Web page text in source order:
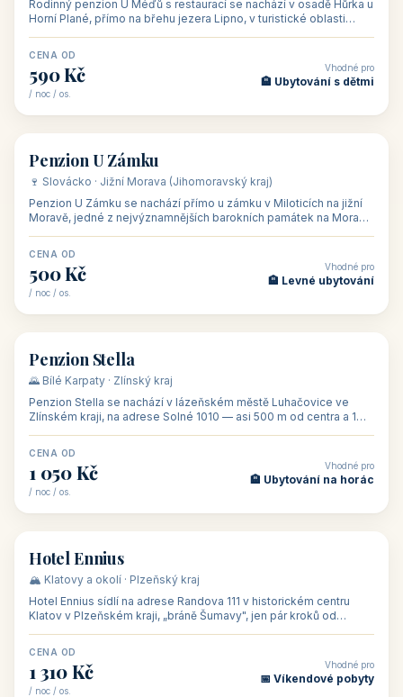
Rodinný penzion U Méďů s restaurací se nachází v osadě Hůrka u
Horní Plané, přímo na břehu jezera Lipno, v turistické oblasti
CENA OD
590 Kč
/ noc / os.
Vhodné pro
🏨 Ubytování s dětmi
🏡 penzion
Penzion U Zámku
🍷 Slovácko · Jižní Morava (Jihomoravský kraj)
Penzion U Zámku se nachází přímo u zámku v Miloticích na jižní
Moravě, jedné z nejvýznamnějších barokních památek na Moravě,
CENA OD
500 Kč
/ noc / os.
Vhodné pro
🏨 Levné ubytování
🏡 penzion
Penzion Stella
🌄 Bílé Karpaty · Zlínský kraj
Penzion Stella se nachází v lázeňském městě Luhačovice ve
Zlínském kraji, na adrese Solné 1010 — asi 500 m od centra a 1
CENA OD
1 050 Kč
/ noc / os.
Vhodné pro
🏨 Ubytování na horác
🏨 hotel
Hotel Ennius
🏔️ Klatovy a okolí · Plzeňský kraj
Hotel Ennius sídlí na adrese Randova 111 v historickém centru
Klatov v Plzeňském kraji, „bráně Šumavy", jen pár kroků od
CENA OD
1 310 Kč
/ noc / os.
Vhodné pro
📅 Víkendové pobyty